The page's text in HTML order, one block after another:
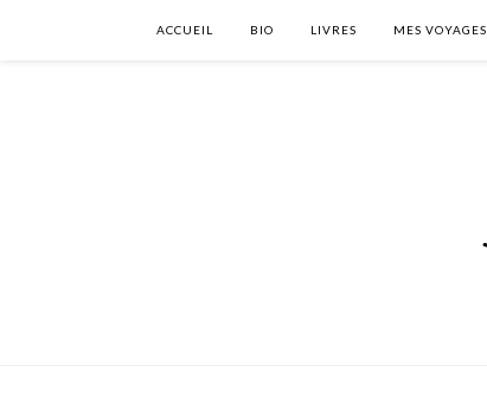
ACCUEIL BIO LIVRES MES VOYAGES